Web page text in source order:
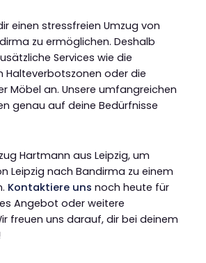
einen stressfreien Umzug von
zu ermöglichen. Deshalb
Services wie die
Halteverbotszonen oder die
Möbel an. Unsere umfangreichen
genau auf deine Bedürfnisse
Hartmann aus Leipzig, um
Leipzig nach Bandirma zu einem
Kontaktiere uns noch heute für
Angebot oder weitere
freuen uns darauf, dir bei deinem